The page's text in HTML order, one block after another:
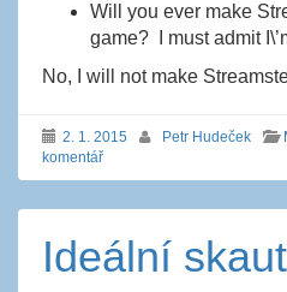
Will you ever make
game? I must admit
No, I will not make
2. 1. 2015 Petr Hudeček
komentář
Ideální